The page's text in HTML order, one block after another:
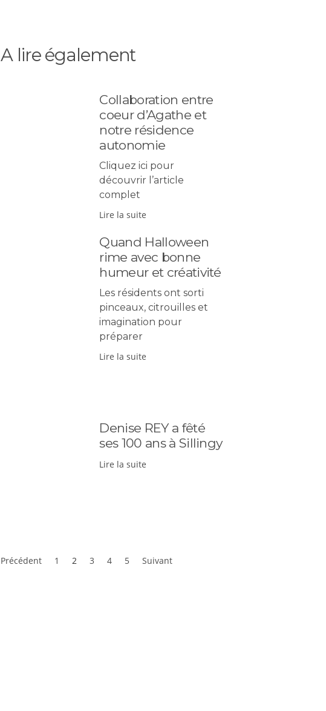
A lire également
Collaboration entre
coeur d’Agathe et
notre résidence
autonomie
Cliquez ici pour
découvrir l’article
complet
Lire la suite
Quand Halloween
rime avec bonne
humeur et créativité
Les résidents ont sorti
pinceaux, citrouilles et
imagination pour
préparer
Lire la suite
Denise REY a fêté
ses 100 ans à Sillingy
Lire la suite
Précédent 1 2 3 4 5 Suivant